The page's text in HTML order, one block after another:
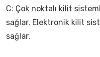
C: Çok noktalı kilit
sağlar. Elektronik kilit
sağlar.